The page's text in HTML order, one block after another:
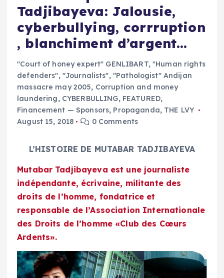
Tadjibayeva: Jalousie,
cyberbullying, corrruption
, blanchiment d’argent…
"Court of honey expert" GENLIBART,"Human rights
defenders", "Journalists", "Pathologist" Andijan
massacre may 2005, Corruption and money
laundering, CYBERBULLING, FEATURED,
Financement — Sponsors, Propaganda, THE LVY
August 15, 2018
0 Comments
L’HISTOIRE DE MUTABAR TADJIBAYEVA
Mutabar Tadjibayeva est une journaliste
indépendante, écrivaine, militante des
droits de l’homme, fondatrice et
responsable de l’Association Internationale
des Droits de l’homme «Club des Cœurs
Ardents».